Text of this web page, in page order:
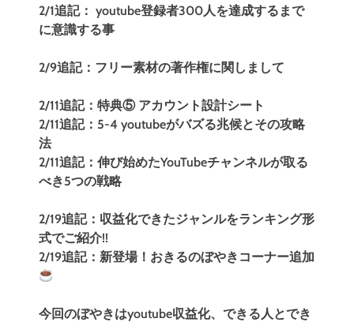
2/1追記： youtube登録者300人を達成するまで
に意識する事
2/9追記：フリー素材の著作権に関しまして
2/11追記：特典⑤ アカウント設計シート
2/11追記：5-4 youtubeがバズる兆候とその攻略
法
2/11追記：伸び始めたYouTubeチャンネルが取る
べき5つの戦略
2/19追記：収益化できたジャンルをランキング形
式でご紹介!!
2/19追記：新登場！おきるのぼやきコーナー追加
今回のぼやきはyoutube収益化、できる人とでき